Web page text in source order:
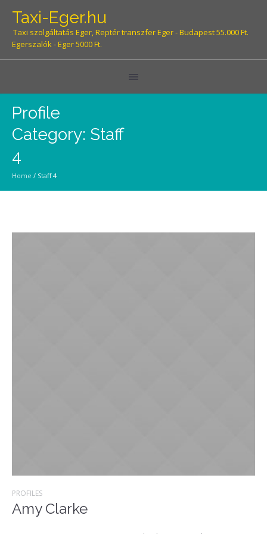
Taxi-Eger.hu
Taxi szolgáltatás Eger, Reptér transzfer Eger - Budapest 55.000 Ft.
Egerszalók - Eger 5000 Ft.
Profile
Category: Staff
4
Home / Staff 4
PROFILES
Amy Clarke